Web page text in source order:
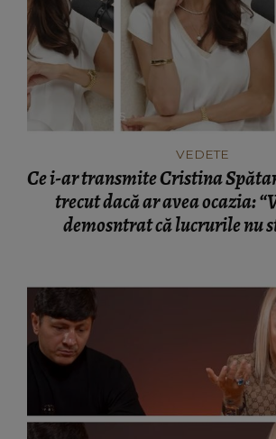
VEDETE
Ce i-ar transmite Cristina
trecut dacă ar avea ocazia:
demosntrat că lucrurile nu